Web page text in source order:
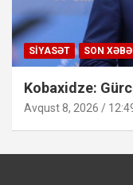
SIYASƏT SON
Kobaxidze:
Avqust 8, 2026 /